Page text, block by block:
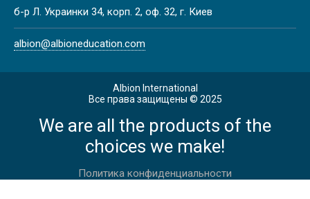
ЛЕТНИЕ КАНИКУЛЫ НА МАЛЬТЕ,
ВАЛЛЕТТА | CAVENDISH SCHOOL
ВЕСЕННИЕ КАНИКУЛЫ В
ЙОРКШИРЕ
б-р Л. Украинки 34, корп. 2, оф. 32, г. Киев
albion@albioneducation.com
Albion International
Все права защищены © 2025
We are all the products of the
choices we make!
Политика конфиденциальности